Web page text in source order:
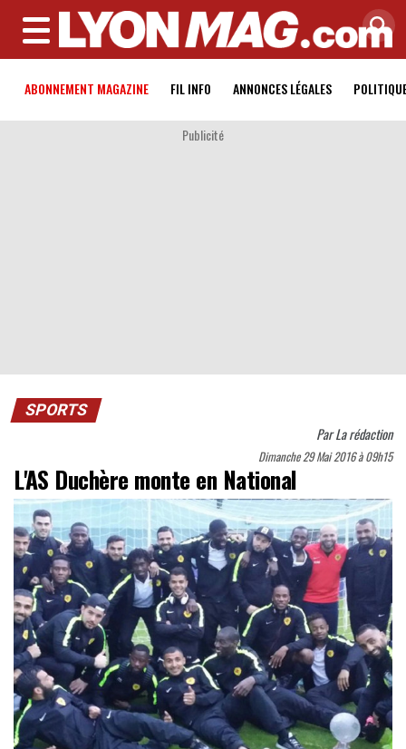
MENU
ABONNEMENT MAGAZINE FIL INFO ANNONCES LÉGALES
Publicité
SPORTS
ParLa rédaction
Dimanche 29 Mai 2016 à 09h15
L'AS Duchère monte en National